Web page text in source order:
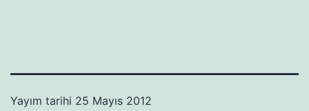
Yayım tarihi 25 Mayıs 2012